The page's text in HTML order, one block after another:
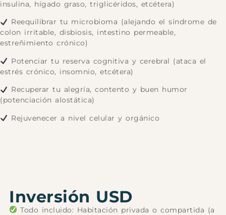
insulina, hígado graso, triglicéridos, etcétera)
Reequilibrar tu microbioma (alejando el síndrome de
colon irritable, disbiosis, intestino permeable,
estreñimiento crónico)
Potenciar tu reserva cognitiva y cerebral (ataca el
estrés crónico, insomnio, etcétera)
Recuperar tu alegría, contento y buen humor
(potenciación alostática)
Rejuvenecer a nivel celular y orgánico
Inversión USD
Todo incluido: Habitación privada o compartida (a